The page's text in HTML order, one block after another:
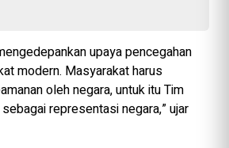
upaya pencegahan
modern. Masyarakat harus
oleh negara, untuk itu Tim
representasi negara,” ujar